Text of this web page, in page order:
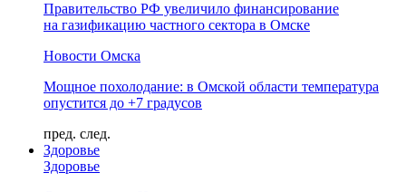
Правительство РФ увеличило финансирование
на газификацию частного сектора в Омске
Новости Омска
Мощное похолодание: в Омской области температура
опустится до +7 градусов
пред. след.
Здоровье
Здоровье